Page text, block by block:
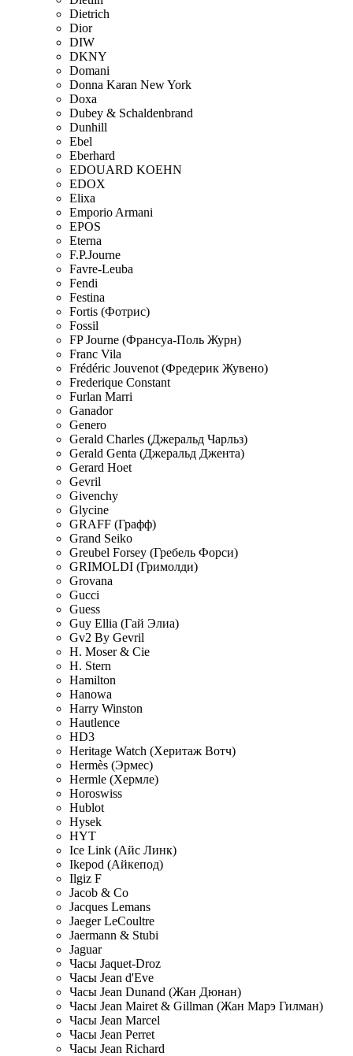
Dietrich
Dior
DIW
DKNY
Domani
Donna Karan New York
Doxa
Dubey & Schaldenbrand
Dunhill
Ebel
Eberhard
EDOUARD KOEHN
EDOX
Elixa
Emporio Armani
EPOS
Eterna
F.P.Journe
Favre-Leuba
Fendi
Festina
Fortis (Фотрис)
Fossil
FP Journe (Франсуа-Поль Журн)
Franc Vila
Frédéric Jouvenot (Фредерик Жувено)
Frederique Constant
Furlan Marri
Ganador
Genero
Gerald Charles (Джеральд Чарльз)
Gerald Genta (Джеральд Джента)
Gerard Hoet
Gevril
Givenchy
Glycine
GRAFF (Графф)
Grand Seiko
Greubel Forsey (Гребель Форси)
GRIMOLDI (Гримолди)
Grovana
Gucci
Guess
Guy Ellia (Гай Элиа)
Gv2 By Gevril
H. Moser & Cie
H. Stern
Hamilton
Hanowa
Harry Winston
Hautlence
HD3
Heritage Watch (Херитаж Вотч)
Hermès (Эрмес)
Hermle (Хермле)
Horoswiss
Hublot
Hysek
HYT
Ice Link (Айс Линк)
Ikepod (Айкепод)
Ilgiz F
Jacob & Co
Jacques Lemans
Jaeger LeCoultre
Jaermann & Stubi
Jaguar
Часы Jaquet-Droz
Часы Jean d'Eve
Часы Jean Dunand (Жан Дюнан)
Часы Jean Mairet & Gillman (Жан Марэ Гилман)
Часы Jean Marcel
Часы Jean Perret
Часы Jean Richard